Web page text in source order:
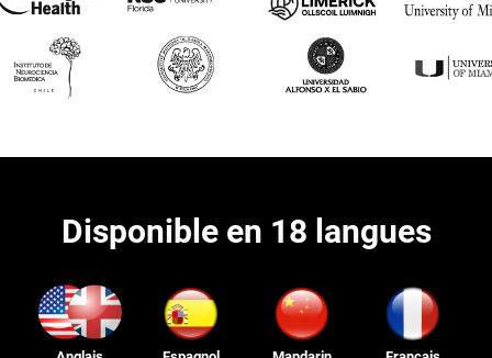
Disponible en 18 langues